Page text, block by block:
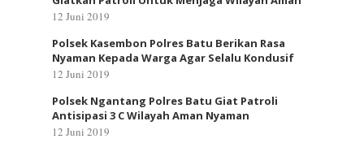
12 Juni 2019
Polsek Kasembon Polres Batu Berikan Rasa
Nyaman Kepada Warga Agar Selalu Kondusif
12 Juni 2019
Polsek Ngantang Polres Batu Giat Patroli
Antisipasi 3 C Wilayah Aman Nyaman
12 Juni 2019